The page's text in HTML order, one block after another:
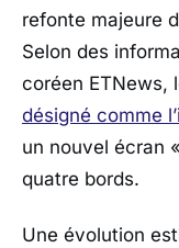
refonte majeure
Selon des
coréen ETNews,
désigné comme
un nouvel écran
quatre bords.
Une évolution